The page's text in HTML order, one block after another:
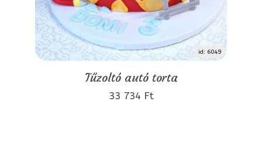
id: 6049
Tűzoltó autó torta
33 734 Ft